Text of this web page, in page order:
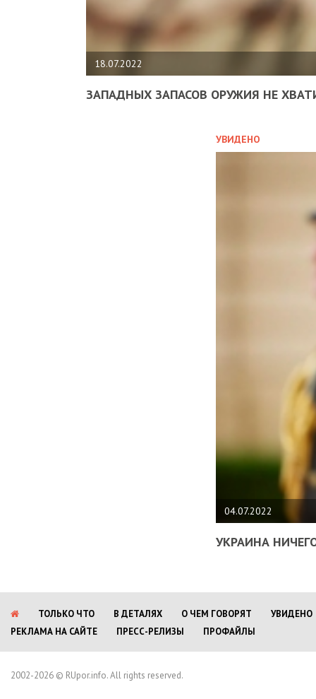
18.07.2022
ЗАПАДНЫХ ЗАПАСОВ ОРУЖИЯ НЕ
УВИДЕНО
04.07.2022
УКРАИНА
ТОЛЬКО ЧТО В ДЕТАЛЯХ О ЧЕМ ГОВОРЯТ
УВИДЕНО
РЕКЛАМА НА САЙТЕ
ПРЕСС-РЕЛИЗЫ ПРОФАЙЛЫ
2002-2026 © RUpor.info. All rights reserved.